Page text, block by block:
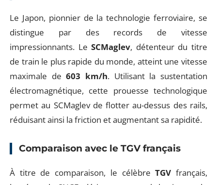
Le Japon, pionnier de la technologie ferroviaire, se
distingue par des records de vitesse
impressionnants. LeSCMaglev, détenteur du titre
de train le plus rapide du monde, atteint une vitesse
maximale de603 km/h. Utilisant la sustentation
électromagnétique, cette prouesse technologique
permet au SCMaglev de flotter au-dessus des rails,
réduisant ainsi la friction et augmentant sa rapidité.
Comparaison avec le TGV français
À titre de comparaison, le célèbreTGV français,